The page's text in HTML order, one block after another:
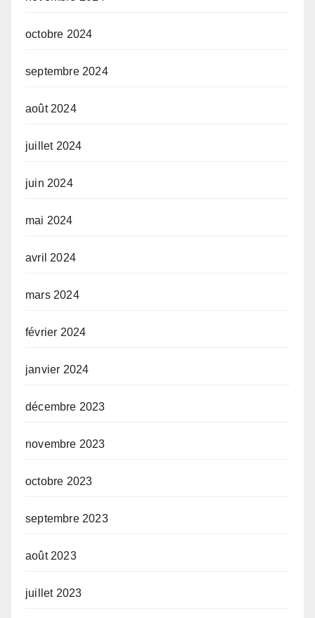
octobre 2024
septembre 2024
août 2024
juillet 2024
juin 2024
mai 2024
avril 2024
mars 2024
février 2024
janvier 2024
décembre 2023
novembre 2023
octobre 2023
septembre 2023
août 2023
juillet 2023